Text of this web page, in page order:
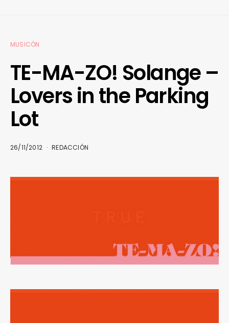
MUSICÓN
TE-MA-ZO! Solange –
Lovers in the Parking
Lot
26/11/2012 REDACCIÓN